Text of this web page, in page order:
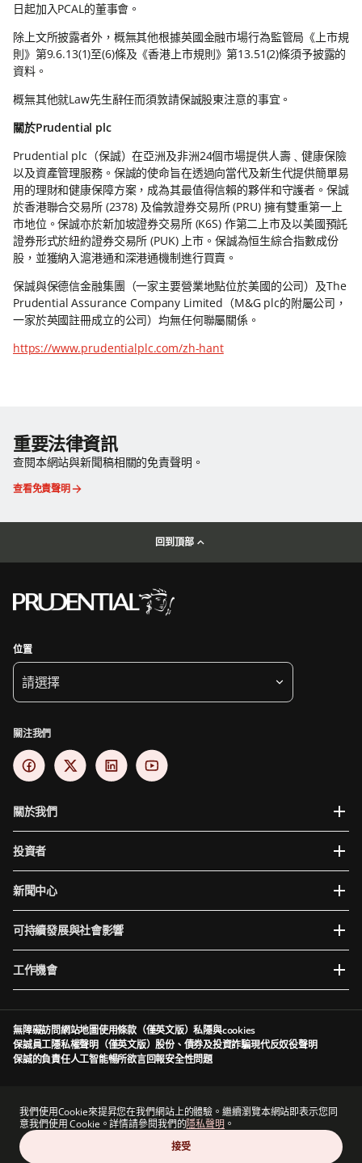
日起加入PCAL的董事會。
除上文所披露者外，概無其他根據英國金融市場行為監管局《上市規
則》第9.6.13(1)至(6)條及《香港上市規則》第13.51(2)條須予披露的
資料。
概無其他就Law先生辭任而須敦請保誠股東注意的事宜。
關於Prudential plc
Prudential plc（保誠）在亞洲及非洲24個市場提供人壽﹑健康保險
以及資產管理服務。保誠的使命旨在透過向當代及新生代提供簡單易
用的理財和健康保障方案，成為其最值得信賴的夥伴和守護者。保誠
於香港聯合交易所 (2378) 及倫敦證券交易所 (PRU) 擁有雙重第一上
市地位。保誠亦於新加坡證券交易所 (K6S) 作第二上市及以美國預託
證券形式於紐約證券交易所 (PUK) 上市。保誠為恒生綜合指數成份
股，並獲納入滬港通和深港通機制進行買賣。
保誠與保德信金融集團（一家主要營業地點位於美國的公司）及The
Prudential Assurance Company Limited（M&G plc的附屬公司，
一家於英國註冊成立的公司）均無任何聯屬關係。
https://www.prudentialplc.com/zh-hant
重要法律資訊
查閱本網站與新聞稿相關的免責聲明。
查看免責聲明
我們使用Cookie來提昇您在我們網站上的體驗。繼續瀏覽本網站即表示您同
意我們使用 Cookie。詳情請參閱我們的隱私聲明 。
接受
回到頂部
位置
請選擇
關注我們
關於我們
投資者
新聞中心
可持續發展與社會影響
工作機會
無障礙訪問網站地圖使用條款（僅英文版）私隱與cookies
保誠員工隱私權聲明（僅英文版）股份、債券及投資詐騙現代反奴役聲明
保誠的負責任人工智能暢所欲言回報安全性問題
London, EC4M 7NG, United Kingdom。註冊編號為1397169。Prudential plc為一家控股公
司，其部分附屬公司由香港保險業監管局及其他監管機構授權及規管（視情況而定）。香港主
要營業地點：香港中環港景街1號國際金融中心一期13 樓。
Prudential plc與保德信金融集團（一家主要營業地點位於美國的公司）及The Prudential
Assurance Company Limited（M&G plc的附屬公司，一家於英國註冊成立的公司）均無任何